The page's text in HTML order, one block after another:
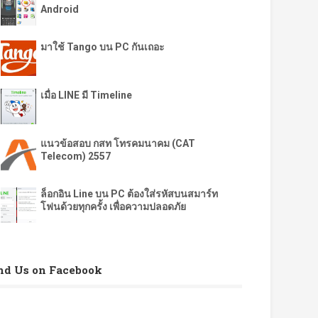
Android
มาใช้ Tango บน PC กันเถอะ
เมื่อ LINE มี Timeline
แนวข้อสอบ กสท โทรคมนาคม (CAT
Telecom) 2557
ล็อกอิน Line บน PC ต้องใส่รหัสบนสมาร์ท
โฟนด้วยทุกครั้ง เพื่อความปลอดภัย
Us on Facebook